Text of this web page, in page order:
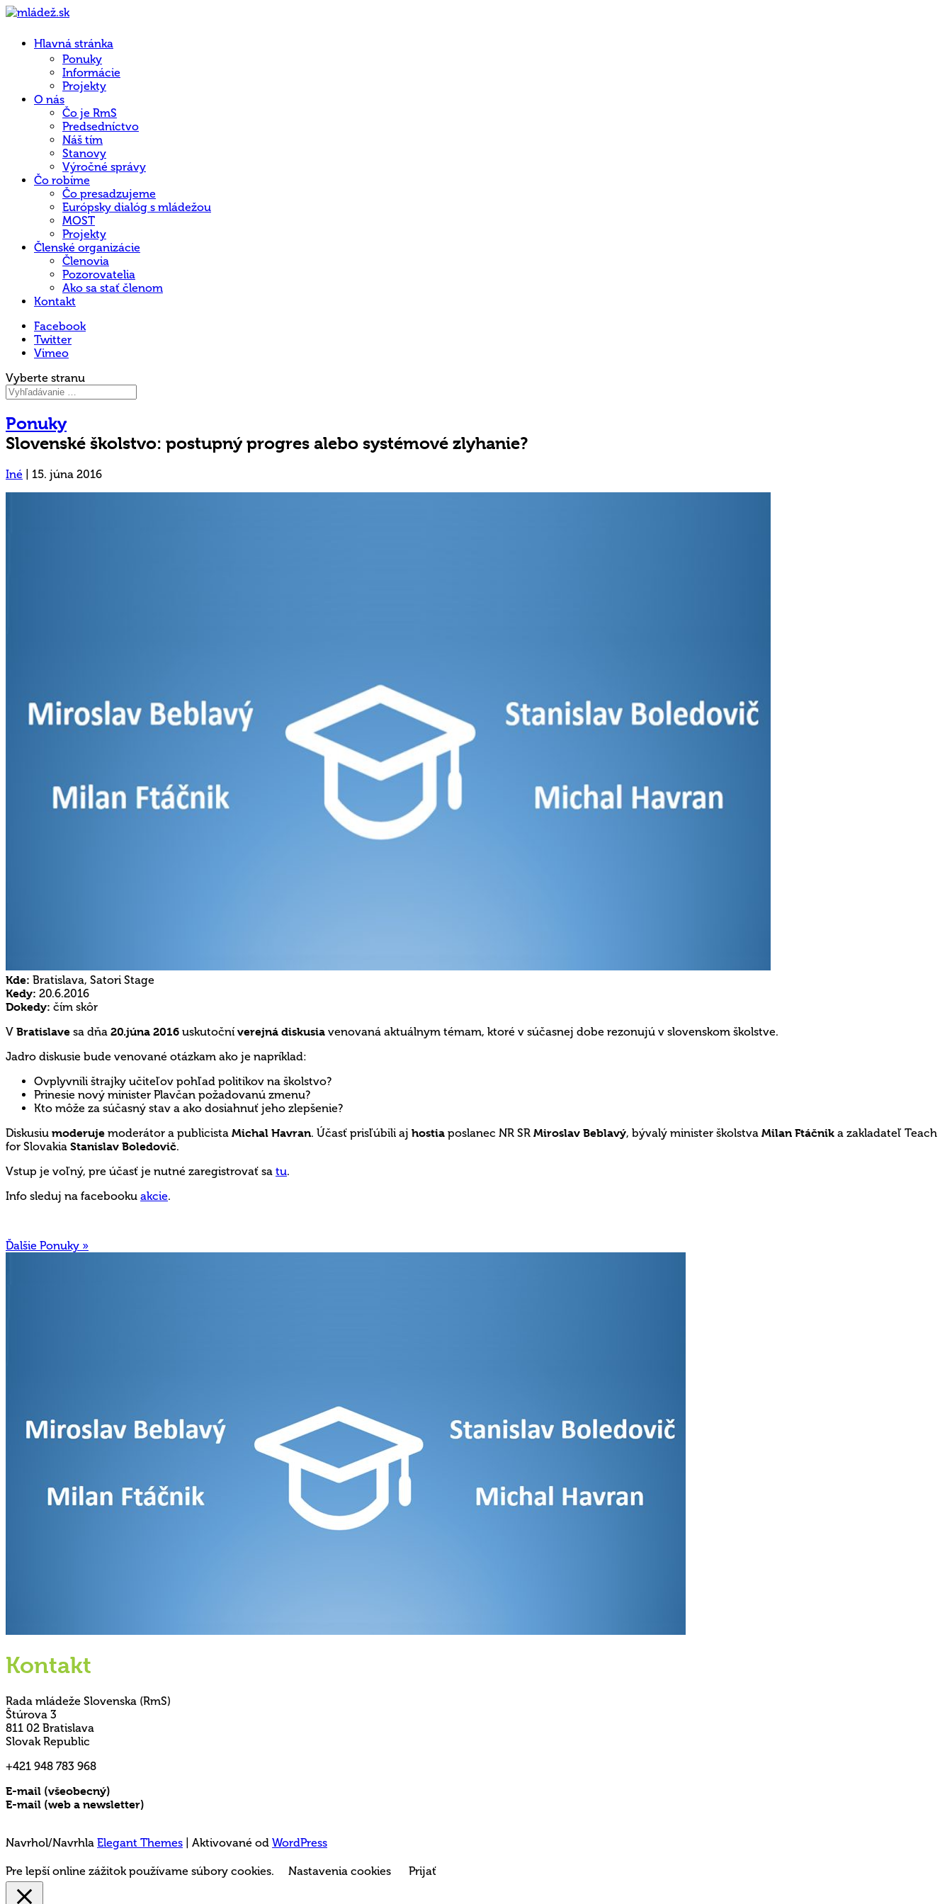
Hlavná stránka
Ponuky
Informácie
Projekty
O nás
Čo je RmS
Predsedníctvo
Náš tím
Stanovy
Výročné správy
Čo robíme
Čo presadzujeme
Európsky dialóg s mládežou
MOST
Projekty
Členské organizácie
Členovia
Pozorovatelia
Ako sa stať členom
Kontakt
Facebook
Twitter
Vimeo
Vyberte stranu
Ponuky
Slovenské školstvo: postupný progres alebo systémové zlyhanie?
Iné 15. júna 2016
Kde: Bratislava, Satori Stage
Kedy: 20.6.2016
Dokedy: čím skôr
V Bratislave sa dňa 20.júna 2016 uskutoční verejná diskusia venovaná aktuálnym témam, ktoré v súčasnej dobe rezonujú v slovenskom školstve.
Jadro diskusie bude venované otázkam ako je napríklad:
Ovplyvnili štrajky učiteľov pohľad politikov na školstvo?
Prinesie nový minister Plavčan požadovanú zmenu?
Kto môže za súčasný stav a ako dosiahnuť jeho zlepšenie?
Diskusiu moderuje moderátor a publicista Michal Havran. Účasť prisľúbili aj hostia poslanec NR SR Miroslav Beblavý, bývalý minister školstva Milan Ftáčnik a zakladateľ Teach
for Slovakia Stanislav Boledovič.
Vstup je voľný, pre účasť je nutné zaregistrovať sa tu.
Info sleduj na facebooku akcie.
Ďalšie Ponuky »
Kontakt
Rada mládeže Slovenska (RmS)
Štúrova 3
811 02 Bratislava
Slovak Republic
+421 948 783 968
E-mail (všeobecný)
E-mail (web a newsletter)
Navrhol/Navrhla Elegant Themes | Aktivované od WordPress
Pre lepší online zážitok používame súbory cookies. Nastavenia cookies Prijať